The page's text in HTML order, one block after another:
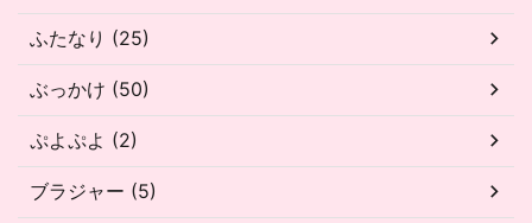
ふたなり (25)
ぶっかけ (50)
ぷよぷよ (2)
ブラジャー (5)